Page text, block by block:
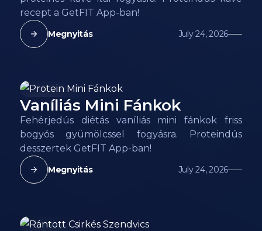
recept a GetFIT App-ban!
Megnyitás July 24, 2026
218 kcal
Vaníliás Mini Fánkok
Fehérjedús diétás vaníliás mini fánkok friss
bogyós gyümölcssel fogyásra. Proteindús
desszertek GetFIT App-ban!
Megnyitás July 24, 2026